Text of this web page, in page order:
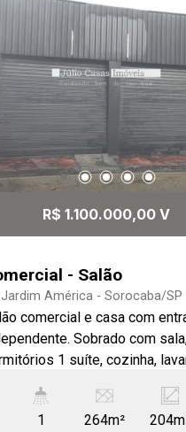
Interno: Salão em
vestiário. Piso superior
cerâmico. Sala com
estilo tijolinho.
Um dormitório com ar
Suíte principal
Externo: Garagem
3 carros. Próximo a Avenida
Salles e avenida
urbanos, e Centro de Sorocaba.
R$ 1.100.000,00 V
- Salão
Jardim América - Sorocaba/SP
comercial e casa com
Sobrado com
1 suíte, cozinha,
à praça na região sul de
fácil para estacionar
1 264m²